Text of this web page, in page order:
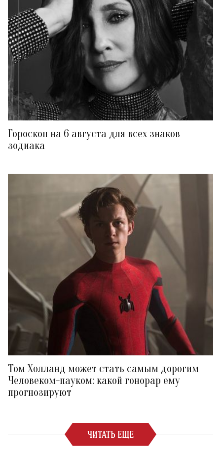
Гороскоп на 6 августа для всех знаков
зодиака
Том Холланд может стать самым дорогим
Человеком-пауком: какой гонорар ему
прогнозируют
ЧИТАТЬ ЕЩЕ